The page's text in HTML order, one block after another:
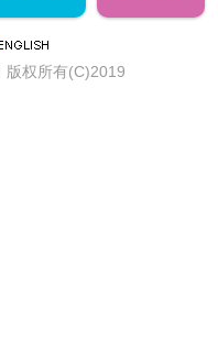
版权所有(C)2019